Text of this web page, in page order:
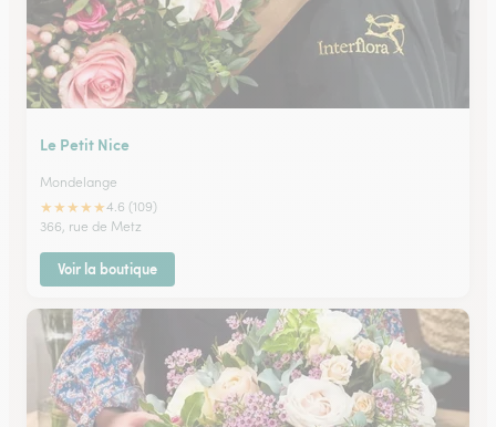
Le Petit Nice
Mondelange
★★★★★4.6 (109)
366, rue de Metz
Voir la boutique